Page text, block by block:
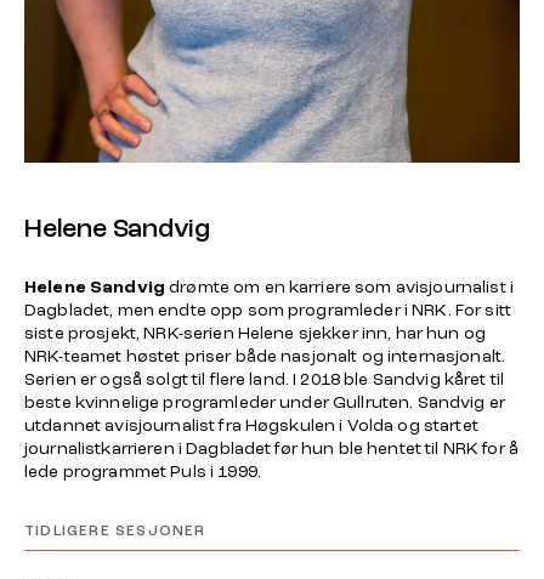
Helene Sandvig
Helene Sandvigdrømte om en karriere som avisjournalist i
Dagbladet, men endte opp som programleder i NRK. For sitt
siste prosjekt, NRK-serien Helene sjekker inn, har hun og
NRK-teamet høstet priser både nasjonalt og internasjonalt.
Serien er også solgt til flere land. I 2018 ble Sandvig kåret til
beste kvinnelige programleder underGullruten. Sandvig er
utdannet avisjournalist fra Høgskulen i Volda og startet
journalistkarrieren i Dagbladet før hun ble hentet til NRK for å
lede programmetPuls i 1999.
TIDLIGERE SESJONER